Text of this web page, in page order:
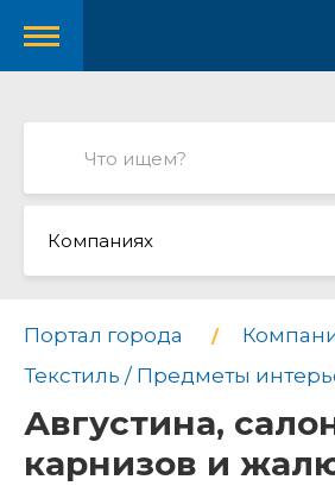
Компаниях
Портал города
Текстиль / Предметы
Августина,
карнизов и